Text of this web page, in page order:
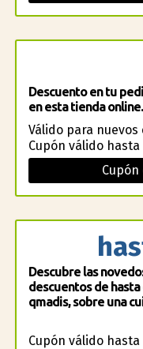
Descuento en tu
en esta tienda online.
Válido para nuevos
Cupón válido hasta
Descubre las
descuentos de
qmadis, sobre una
Cupón válido